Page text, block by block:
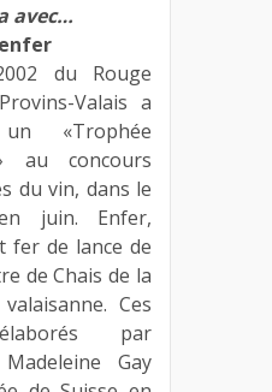
avec…
du Rouge
Valais a
«Trophée
au concours
du vin, dans le
juin. Enfer,
fer de lance de
de Chais de la
Ces
par
Gay